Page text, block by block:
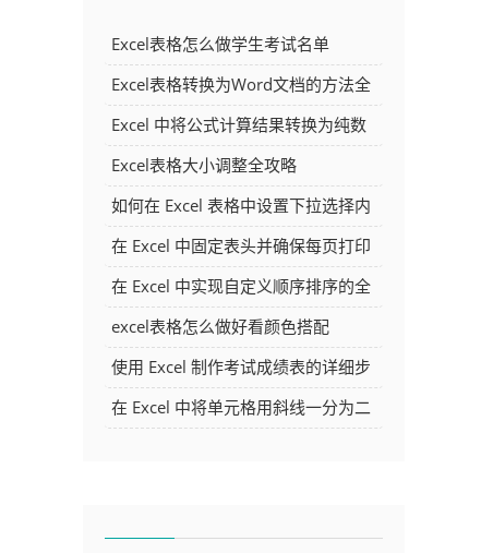
Excel表格怎么做学生考试名单
Excel表格转换为Word文档的方法全
解析
Excel 中将公式计算结果转换为纯数
字的多种方法
Excel表格大小调整全攻略
如何在 Excel 表格中设置下拉选择内
容
在 Excel 中固定表头并确保每页打印
时都显示表头的方法详解
在 Excel 中实现自定义顺序排序的全
面指南
excel表格怎么做好看颜色搭配
使用 Excel 制作考试成绩表的详细步
骤及技巧
在 Excel 中将单元格用斜线一分为二